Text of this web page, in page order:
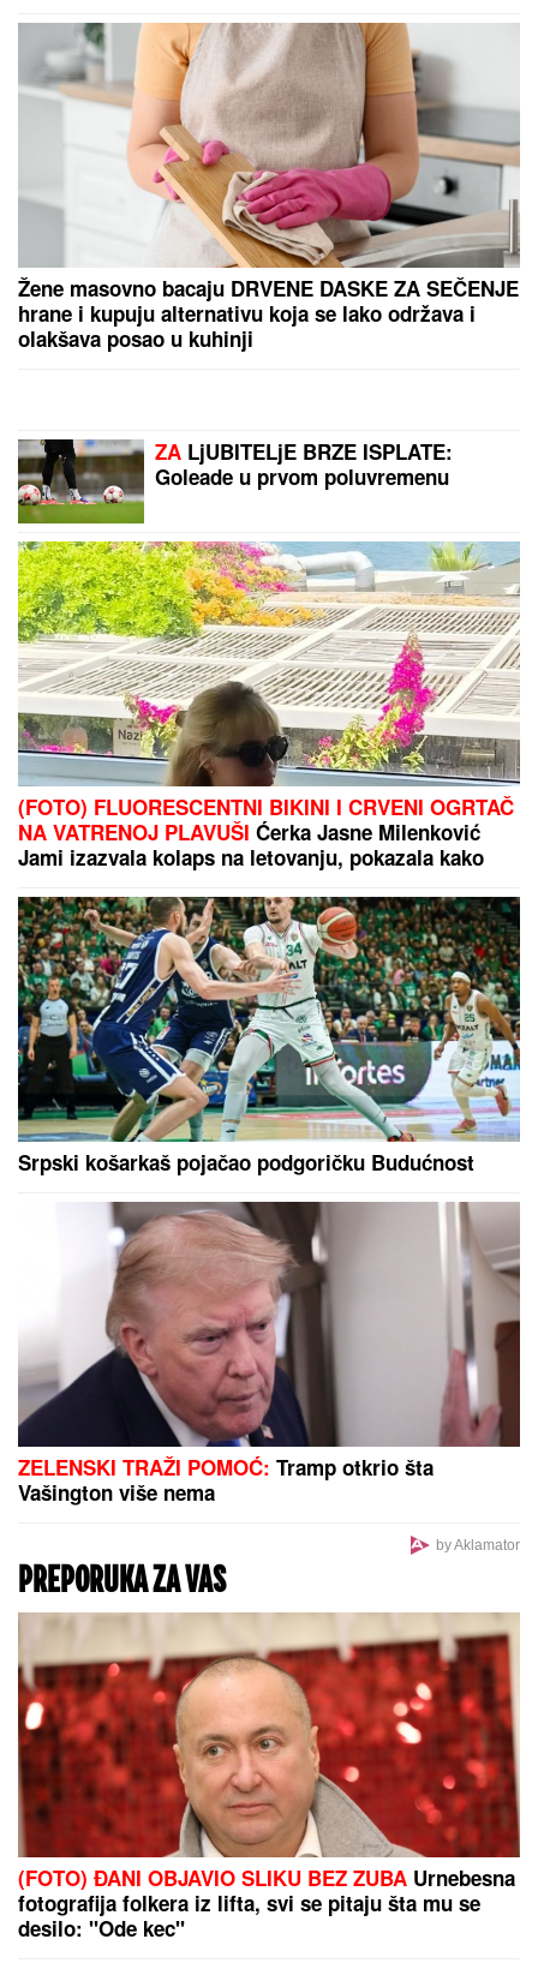
Žene masovno bacaju DRVENE DASKE ZA SEČENJE
hrane i kupuju alternativu koja se lako održava i
olakšava posao u kuhinji
ZA LjUBITELjE BRZE ISPLATE:
Goleade u prvom poluvremenu
(FOTO) FLUORESCENTNI BIKINI I CRVENI OGRTAČ
NA VATRENOJ PLAVUŠI Ćerka Jasne Milenković
Jami izazvala kolaps na letovanju, pokazala kako
Srpski košarkaš pojačao podgoričku Budućnost
ZELENSKI TRAŽI POMOĆ: Tramp otkrio šta
Vašington više nema
by Aklamator
PREPORUKA ZA VAS
(FOTO) ĐANI OBJAVIO SLIKU BEZ ZUBA Urnebesna
fotografija folkera iz lifta, svi se pitaju šta mu se
desilo: "Ode kec"